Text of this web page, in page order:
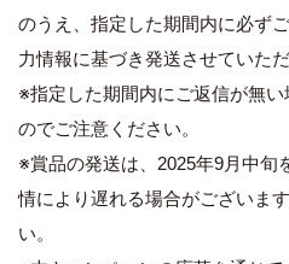
のうえ、指定した期間内に必ず
力情報に基づき発送させていただ
※指定した期間内にご返信が無
のでご注意ください。
※賞品の発送は、2025年9月中旬
情により遅れる場合がございま
い。